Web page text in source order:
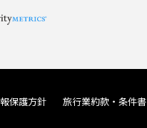
保護方針 旅行業約款・条件書